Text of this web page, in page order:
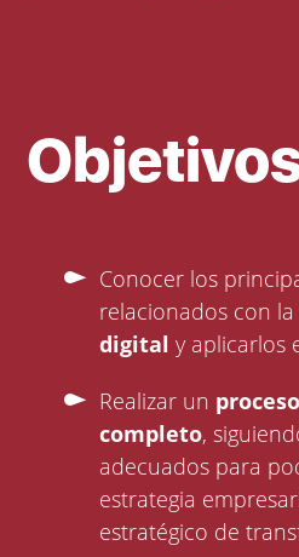
Conocer los
relacionados con
digital y aplicarlos
Realizar un
completo,
adecuados para
estrategia
estratégico de